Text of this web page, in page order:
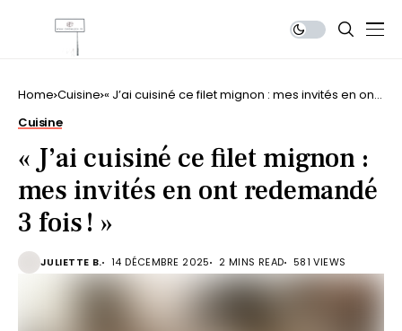
Home Cuisine « J’ai cuisiné ce filet mignon : mes invités en ont
Cuisine
« J’ai cuisiné ce filet mignon :
mes invités en ont redemandé
3 fois ! »
JULIETTE B. 14 DÉCEMBRE 2025 2 MINS READ 581 VIEWS